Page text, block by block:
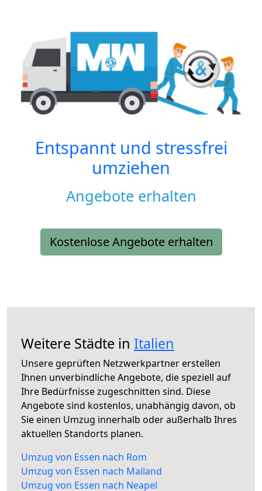
Entspannt und stressfrei
umziehen
Angebote erhalten
Kostenlose Angebote erhalten
Weitere Städte in Italien
Unsere geprüften Netzwerkpartner erstellen
Ihnen unverbindliche Angebote, die speziell auf
Ihre Bedürfnisse zugeschnitten sind. Diese
Angebote sind kostenlos, unabhängig davon, ob
Sie einen Umzug innerhalb oder außerhalb Ihres
aktuellen Standorts planen.
Umzug von Essen nach Rom
Umzug von Essen nach Mailand
Umzug von Essen nach Neapel